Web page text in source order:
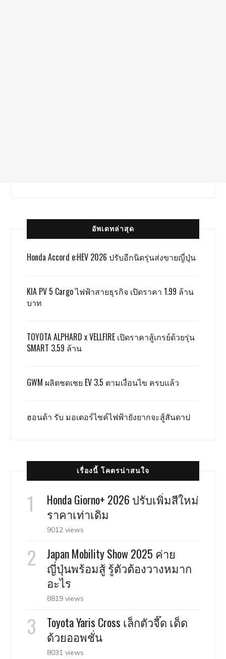
อัพเดทล่าสุด
Honda Accord e:HEV 2026 ปรับอีกนิดรุ่นส่งขายญี่ปุ่น
KIA PV 5 Cargo ไฟฟ้าสายธุรกิจ เปิดราคา 1.99 ล้าน
บาท
TOYOTA ALPHARD x VELLFIRE เปิดราคาสู้เกรย์ด้วยรุ่น
SMART 3.59 ล้าน
GWM ผลิตชดเชย EV 3.5 ตามเงื่อนไข ครบแล้ว
ฮอนด้า รับ มอเตอร์ไซค์ไฟฟ้ายังยากจะสู้สันดาป
เรื่องนี้ โคตรน่าสนใจ
Honda Giorno+ 2026 ปรับเพิ่มสีใหม่
ราคาเท่าเดิม
9012 views
Japan Mobility Show 2025 ค่าย
ญี่ปุ่นพร้อมสู้ รู้ตัวต้องวางหมาก
อะไร
8819 views
Toyota Yaris Cross เล็กตัวจี๊ด เด็ด
ด้วยออพชั่น
8031 views